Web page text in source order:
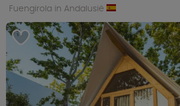
Fuengirola in Andalusië